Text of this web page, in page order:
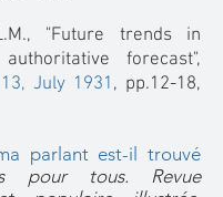
L.M., "Future trends in
forecast",
July 1931 , pp.12-18,
parlant est-il trouvé
pour tous. Revue